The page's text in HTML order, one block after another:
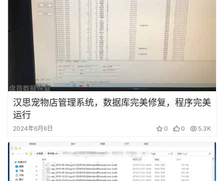
短
视
发
布
汉思宠物店管理系统，数据库完美修复，程序完美
运行
2024年6月6日 0 0 5.3K